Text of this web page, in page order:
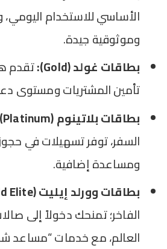
الأساسي للاستخدام اليومي،
وموثوقية جيدة.
بطاقات غولد (Gold):
تقدم
تأمين المشتريات ومستوى
بطاقات بلاتينوم (Platinum):
السفر، توفر تسهيلات في
ومساعدة إضافية.
بطاقات وورلد إيليت (World Elite):
الفاخر؛ تمنحك دخولاً إلى
العالم، مع خدمات “مساعد